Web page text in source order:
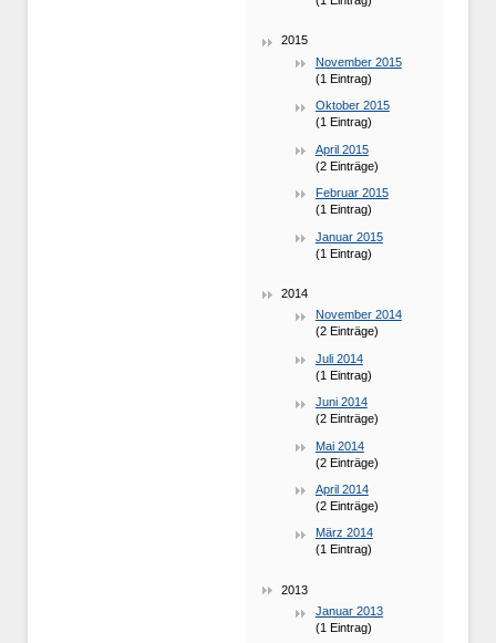
2015
November 2015
(1 Eintrag)
Oktober 2015
(1 Eintrag)
April 2015
(2 Einträge)
Februar 2015
(1 Eintrag)
Januar 2015
(1 Eintrag)
2014
November 2014
(2 Einträge)
Juli 2014
(1 Eintrag)
Juni 2014
(2 Einträge)
Mai 2014
(2 Einträge)
April 2014
(2 Einträge)
März 2014
(1 Eintrag)
2013
Januar 2013
(1 Eintrag)